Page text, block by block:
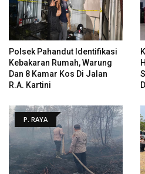
Polsek Pahandut Identifikasi
Kebakaran Rumah, Warung
Dan 8 Kamar Kos Di Jalan
R.A. Kartini
P. RAYA